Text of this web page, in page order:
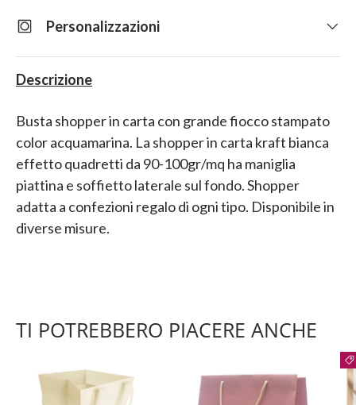
Personalizzazioni
Descrizione
Busta shopper in carta con grande fiocco stampato
color acquamarina. La shopper in carta kraft bianca
effetto quadretti da 90-100gr/mq ha maniglia
piattina e soffietto laterale sul fondo. Shopper
adatta a confezioni regalo di ogni tipo. Disponibile in
diverse misure.
TI POTREBBERO PIACERE ANCHE